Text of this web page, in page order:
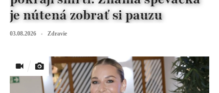
je nútená zobrať si pauzu
03.08.2026 Zdravie